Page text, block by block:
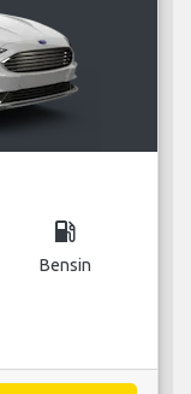
local_gas_station
Bensin